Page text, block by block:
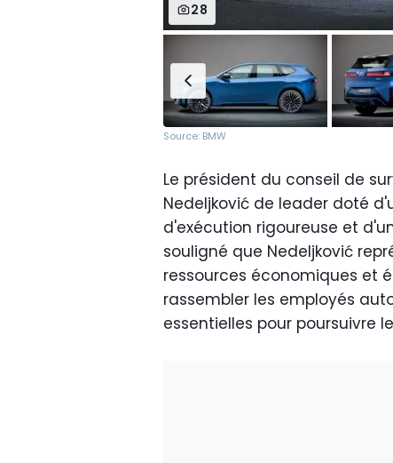
28
Source: BMW
Le président du conseil de
Nedeljković de leader doté
d'exécution rigoureuse et
souligné que Nedeljković
ressources économiques et
rassembler les employés
essentielles pour poursuivre